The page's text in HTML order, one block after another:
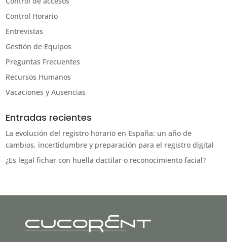
Control Horario
Entrevistas
Gestión de Equipos
Preguntas Frecuentes
Recursos Humanos
Vacaciones y Ausencias
Entradas recientes
La evolución del registro horario en España: un año de
cambios, incertidumbre y preparación para el registro digital
¿Es legal fichar con huella dactilar o reconocimiento facial?